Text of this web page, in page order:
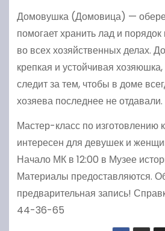
Домовушка (Домовица) —
помогает хранить лад и
во всех хозяйственных делах.
крепкая и устойчивая
следит за тем, чтобы в доме
хозяева последнее не отдавали.
Мастер-класс по изготовлению
интересен для девушек и
Начало МК в 12:00 в Музее
Материалы предоставляются.
предварительная запись!
44-36-65